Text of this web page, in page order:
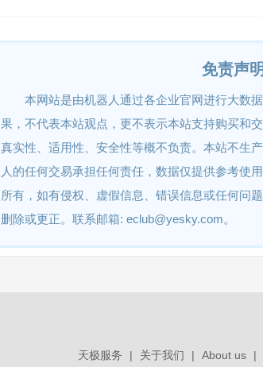
政采云电子签章系统
免责声明
本网站是由机器人通过各企业官网进行大数
果，不代表本站观点，更不表示本站支持购买和
真实性、适用性、安全性等概不负责。本站不生
人的任何交易承担任何责任，数据仅提供参考使
所有，如有侵权、虚假信息、错误信息或任何问
删除或更正。联系邮箱: eclub@yesky.com。
天极服务 | 关于我们 | About us |